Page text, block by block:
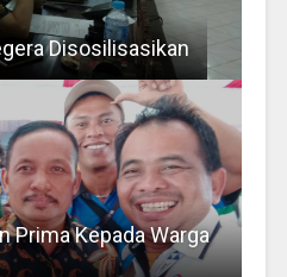
Disosilisasikan
Prima Kepada Warga